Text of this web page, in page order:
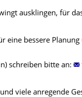
ausklingen, für
eine bessere
schreiben bitte an:
viele anregende